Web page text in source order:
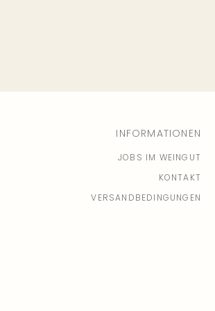
INFORMATIONEN
JOBS IM WEINGUT
KONTAKT
VERSANDBEDINGUNGEN